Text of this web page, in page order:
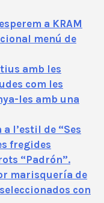
a KRAM
menú de
amb les
com les
les amb una
l’estil de “Ses
fregides
“Padrón”.
marisquería de
con